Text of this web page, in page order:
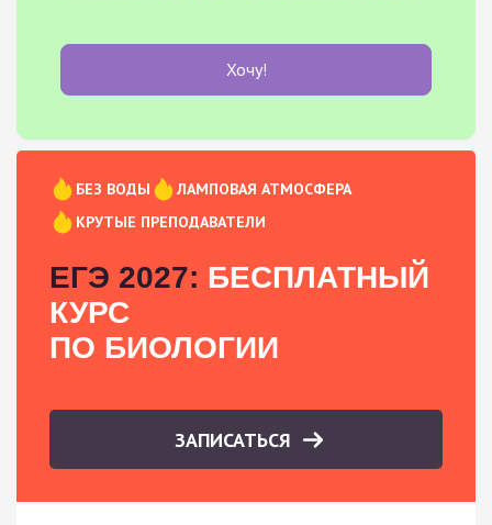
Хочу!
БЕЗ ВОДЫ
ЛАМПОВАЯ АТМОСФЕРА
КРУТЫЕ ПРЕПОДАВАТЕЛИ
ЕГЭ 2027: БЕСПЛАТНЫЙ
КУРС
ПО БИОЛОГИИ
ЗАПИСАТЬСЯ